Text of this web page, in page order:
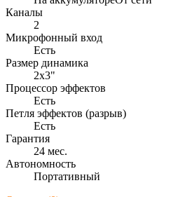
Каналы
2
Микрофонный вход
Есть
Размер динамика
2x3"
Процессор эффектов
Есть
Петля эффектов (разрыв)
Есть
Гарантия
24 мес.
Автономность
Портативный